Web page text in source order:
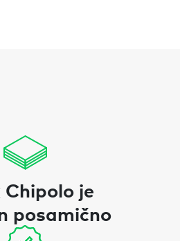
je
posamično